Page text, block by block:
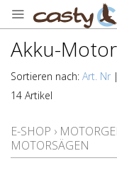
Akku-
Sortieren nach: Art. Nr |
14 Artikel
E-SHOP ›
MOTORSÄGEN